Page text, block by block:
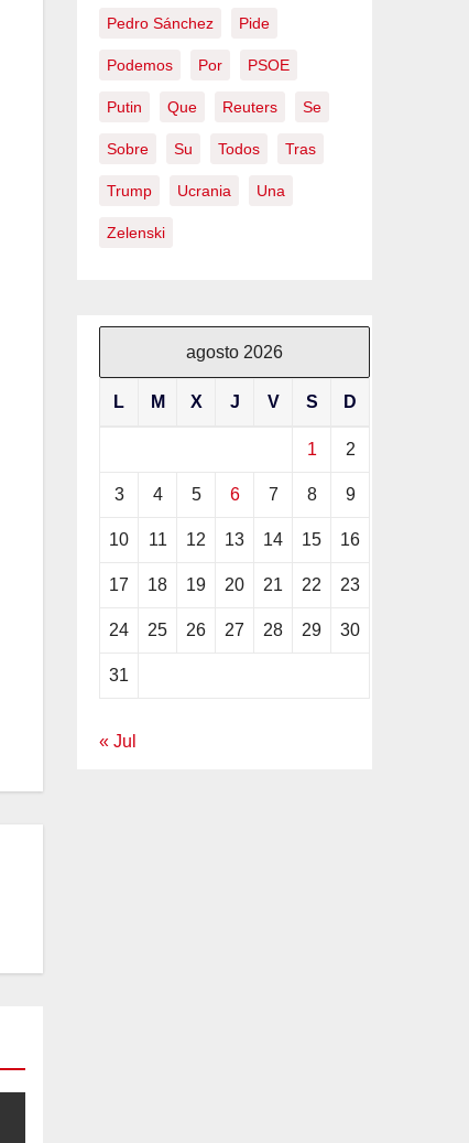
Pedro Sánchez Pide
Podemos Por PSOE
Putin Que Reuters Se
Sobre Su Todos Tras
Trump Ucrania Una
Zelenski
agosto 2026
L M X J V S D
1 2
3 4 5 6 7 8 9
10 11 12 13 14 15 16
17 18 19 20 21 22 23
24 25 26 27 28 29 30
31
« Jul